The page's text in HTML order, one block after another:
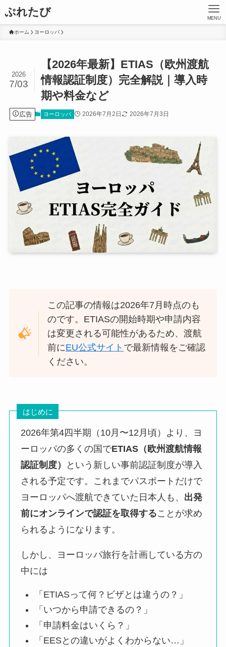
ぷれたび MENU
ホーム ヨーロッパ
【2026年最新】ETIAS（欧州渡航
情報認証制度）完全解説｜導入時
期や料金など
2026
7/03
広告 ヨーロッパ 2026年7月2日 2026年7月3日
この記事の情報は2026年7月時点のも
のです。ETIASの開始時期や申請内容
は変更される可能性があるため、渡航
前にEU公式サイト で最新情報をご確認
ください。
はじめに
2026年第4四半期（10月〜12月頃）より、ヨ
ーロッパの多くの国でETIAS（欧州渡航情報
認証制度）
という新しい事前認証制度が導入
される予定です。これまでパスポートだけで
ヨーロッパへ渡航できていた日本人も、 出発
前にオンラインで認証を取得することが求め
られるようになります。
しかし、ヨーロッパ旅行を計画している方の
中には
「ETIASって何？ビザとは違うの？」
「いつから申請できるの？」
「申請料金はいくら？」
「EESとの違いがよくわからない…」